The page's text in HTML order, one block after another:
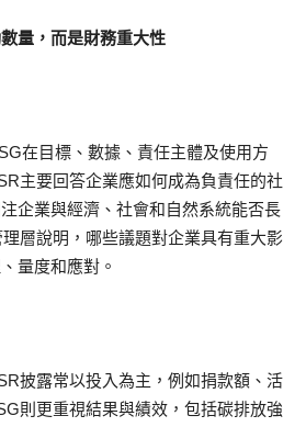
量，而是財務重大性
在目標、數據、責任主體及使用方
主要回答企業應如何成為負責任的社
企業與經濟、社會和自然系統能否長
層說明，哪些議題對企業具有重大影
量度和應對。
披露常以投入為主，例如捐款額、活
則更重視結果與績效，包括碳排放強